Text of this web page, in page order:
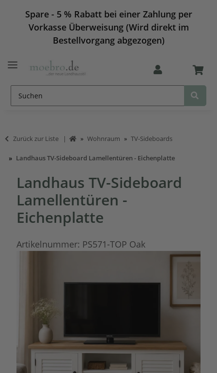
Spare - 5 % Rabatt bei einer Zahlung per
Vorkasse Überweisung (Wird direkt im
Bestellvorgang abgezogen)
Zurück zur Liste Wohnraum TV-Sideboards
Landhaus TV-Sideboard Lamellentüren - Eichenplatte
Landhaus TV-Sideboard
Lamellentüren -
Eichenplatte
Artikelnummer: PS571-TOP Oak